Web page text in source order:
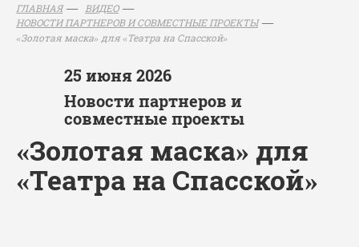
ГЛАВНАЯ
ВИДЕО
НОВОСТИ ПАРТНЕРОВ И СОВМЕСТНЫЕ ПРОЕКТЫ
«Золотая маска» для «Театра на Спасской»
25 июня 2026
Новости партнеров и
совместные проекты
«Золотая маска» для
«Театра на Спасской»